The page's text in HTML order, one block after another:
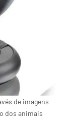
de imagens
dos animais